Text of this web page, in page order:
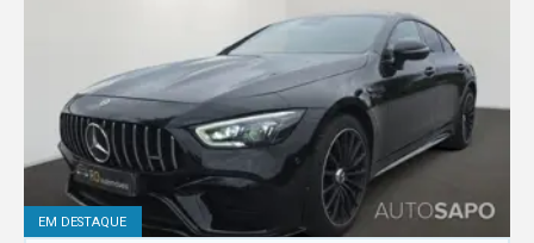
EM DESTAQUE